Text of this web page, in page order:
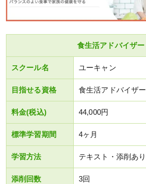
食生活アドバイザー
スクール名 ユーキャン
目指せる資格 食生活アドバイザー
料金(税込) 44,000円
標準学習期間 4ヶ月
学習方法 テキスト・添削あり
添削回数 3回